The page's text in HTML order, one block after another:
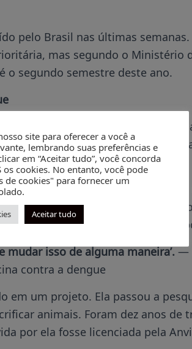
pelo Brasil nas últimas semanas.
mas segundo o Ministério
o segundo semestre deste ano.
em Biotecnologia pela
por amar os animais e a
Neuza começou trabalhando com
fazia pesquisas por uma vacina
quase mil animais
mudar isso de alguma maneira’.—
contra a dengue
em um projeto. Ela passou a
animais. Foram dez anos de
por ela fosse licenciada pela
site para oferecer a você a
lembrando suas preferências e
em “Aceitar tudo”, você concorda
os cookies. No entanto, você pode
de cookies" para fornecer um
Aceitar tudo